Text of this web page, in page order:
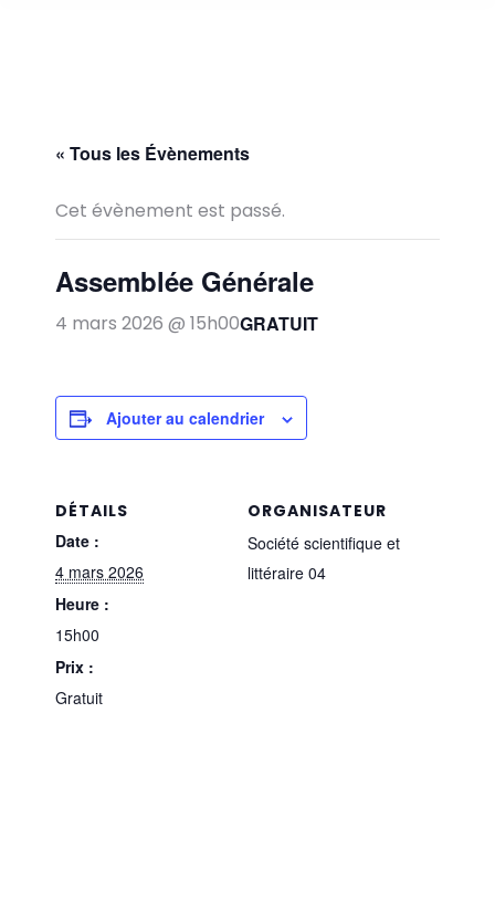
« Tous les Évènements
Cet évènement est passé.
Assemblée Générale
4 mars 2026 @ 15h00GRATUIT
Ajouter au calendrier
DÉTAILS
Date :
4 mars 2026
Heure :
15h00
Prix :
Gratuit
ORGANISATEUR
Société scientifique et
littéraire 04